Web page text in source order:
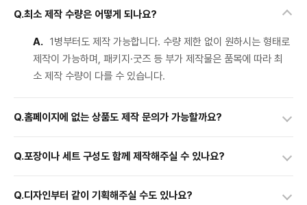
Q.최소 제작 수량은 어떻게 되나요?
A. 1병부터도 제작 가능합니다. 수량 제한 없이 원하시는 형태로
제작이 가능하며, 패키지·굿즈 등 부가 제작물은 품목에 따라 최
소 제작 수량이 다를 수 있습니다.
Q.홈페이지에 없는 상품도 제작 문의가 가능할까요?
Q.포장이나 세트 구성도 함께 제작해주실 수 있나요?
Q.디자인부터 같이 기획해주실 수도 있나요?